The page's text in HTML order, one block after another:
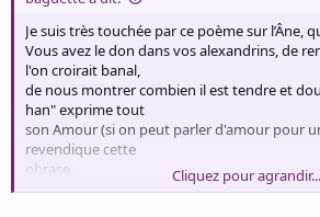
Je suis très touchée par ce poème sur l’Âne,
Vous avez le don dans vos alexandrins, de
l'on croirait banal,
de nous montrer combien il est tendre et
han" exprime tout
son Amour (si on peut parler d'amour pour
revendique cette
phrase.
J'aime tout ce poème, mais particulièrement :
Cliquez pour agrandir...